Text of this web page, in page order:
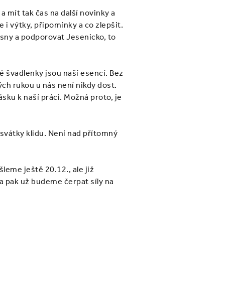
mít tak čas na další novinky a
i výtky, připomínky a co zlepšit.
a podporovat Jesenicko, to
švadlenky jsou naší esencí. Bez
rukou u nás není nikdy dost.
k naší práci. Možná proto, je
klidu. Není nad přítomný
ještě 20.12., ale již
už budeme čerpat síly na